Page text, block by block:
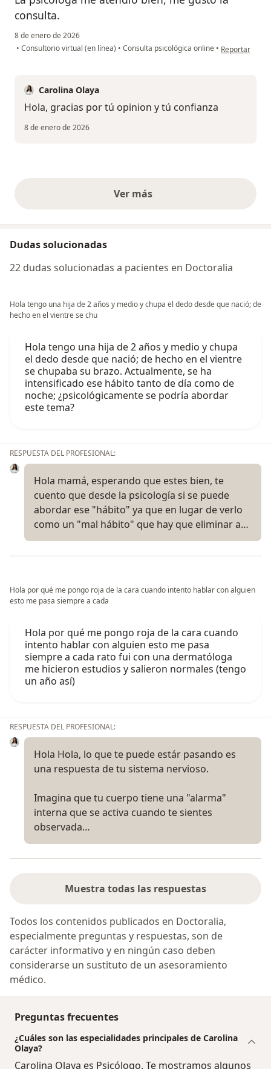
consulta.
8 de enero de 2026
• Consultorio virtual (en línea) • Consulta psicológica online • en opinión del
Reportar
Carolina Olaya
Hola, gracias por tú opinion y tú confianza
8 de enero de 2026
Ver másopiniones anteriores
Dudas solucionadas
22 dudas solucionadas a pacientes en Doctoralia
Hola tengo una hija de 2 años y medio y chupa el dedo desde que nació; de
hecho en el vientre se chu
Hola tengo una hija de 2 años y medio y chupa
el dedo desde que nació; de hecho en el vientre
se chupaba su brazo. Actualmente, se ha
intensificado ese hábito tanto de día como de
noche; ¿psicológicamente se podría abordar
este tema?
RESPUESTA DEL PROFESIONAL:
Hola mamá, esperando que estes bien, te
cuento que desde la psicología si se puede
abordar ese "hábito" ya que en lugar de verlo
como un "mal hábito" que hay que eliminar a…
Hola por qué me pongo roja de la cara cuando intento hablar con alguien
esto me pasa siempre a cada
Hola por qué me pongo roja de la cara cuando
intento hablar con alguien esto me pasa
siempre a cada rato fui con una dermatóloga
me hicieron estudios y salieron normales (tengo
un año así)
RESPUESTA DEL PROFESIONAL:
Hola Hola, lo que te puede estár pasando es
una respuesta de tu sistema nervioso.
Imagina que tu cuerpo tiene una "alarma"
interna que se activa cuando te sientes
observada…
Muestra todas las respuestas
Todos los contenidos publicados en Doctoralia,
especialmente preguntas y respuestas, son de
carácter informativo y en ningún caso deben
considerarse un sustituto de un asesoramiento
médico.
Preguntas frecuentes
¿Cuáles son las especialidades principales de Carolina
Olaya?
Carolina Olaya es Psicólogo. Te mostramos algunos